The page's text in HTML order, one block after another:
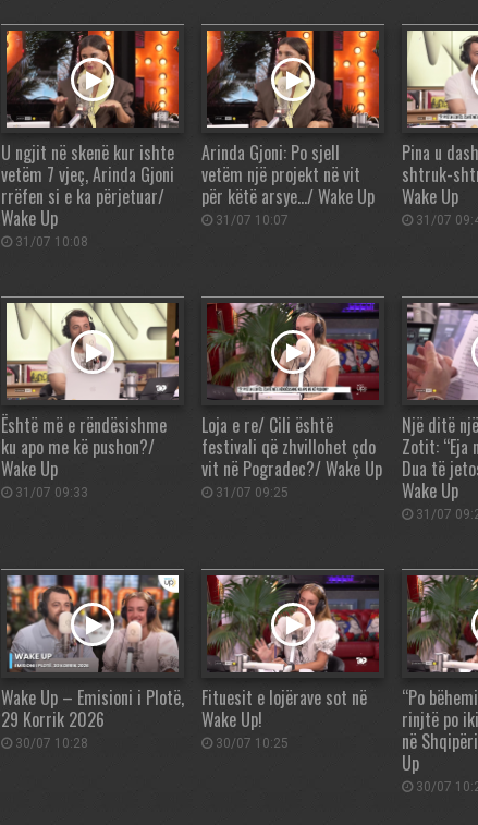
U ngjit në skenë kur ishte
vetëm 7 vjeç, Arinda Gjoni
rrëfen si e ka përjetuar/
Wake Up
31/07 10:08
Arinda Gjoni: Po sjell
vetëm një projekt në vit
për këtë arsye…/ Wake Up
31/07 10:07
Pina u
shtruk-
Wake Up
31/07
Është më e rëndësishme
ku apo me kë pushon?/
Wake Up
31/07 09:33
Loja e re/ Cili është
festivali që zhvillohet çdo
vit në Pogradec?/ Wake Up
31/07 09:25
Një ditë
Zotit: “Eja
Dua të
Wake Up
31/07
Wake Up – Emisioni i Plotë,
29 Korrik 2026
30/07 10:28
Fituesit e lojërave sot në
Wake Up!
30/07 10:25
“Po
rinjtë po
në
Up
30/07